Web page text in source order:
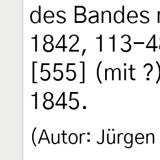
des
1842, 113-
[555] (mit
1845.
(Autor: